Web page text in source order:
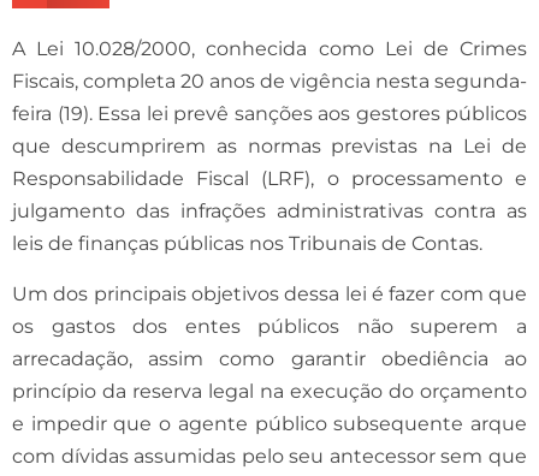
A Lei 10.028/2000, conhecida como Lei de Crimes
Fiscais, completa 20 anos de vigência nesta segunda-
feira (19). Essa lei prevê sanções aos gestores públicos
que descumprirem as normas previstas na Lei de
Responsabilidade Fiscal (LRF), o processamento e
julgamento das infrações administrativas contra as
leis de finanças públicas nos Tribunais de Contas.
Um dos principais objetivos dessa lei é fazer com que
os gastos dos entes públicos não superem a
arrecadação, assim como garantir obediência ao
princípio da reserva legal na execução do orçamento
e impedir que o agente público subsequente arque
com dívidas assumidas pelo seu antecessor sem que